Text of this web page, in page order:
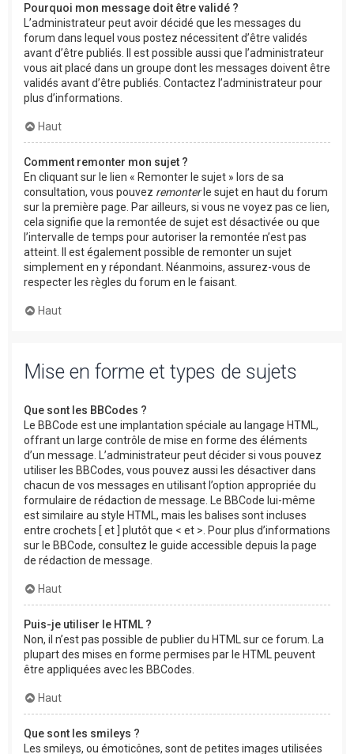
Pourquoi mon message doit être validé ?
L’administrateur peut avoir décidé que les messages du
forum dans lequel vous postez nécessitent d’être validés
avant d’être publiés. Il est possible aussi que l’administrateur
vous ait placé dans un groupe dont les messages doivent être
validés avant d’être publiés. Contactez l’administrateur pour
plus d’informations.
Haut
Comment remonter mon sujet ?
En cliquant sur le lien « Remonter le sujet » lors de sa
consultation, vous pouvez remonterle sujet en haut du forum
sur la première page. Par ailleurs, si vous ne voyez pas ce lien,
cela signifie que la remontée de sujet est désactivée ou que
l’intervalle de temps pour autoriser la remontée n’est pas
atteint. Il est également possible de remonter un sujet
simplement en y répondant. Néanmoins, assurez-vous de
respecter les règles du forum en le faisant.
Haut
Mise en forme et types de sujets
Que sont les BBCodes ?
Le BBCode est une implantation spéciale au langage HTML,
offrant un large contrôle de mise en forme des éléments
d’un message. L’administrateur peut décider si vous pouvez
utiliser les BBCodes, vous pouvez aussi les désactiver dans
chacun de vos messages en utilisant l’option appropriée du
formulaire de rédaction de message. Le BBCode lui-même
est similaire au style HTML, mais les balises sont incluses
entre crochets [ et ] plutôt que < et >. Pour plus d’informations
sur le BBCode, consultez le guide accessible depuis la page
de rédaction de message.
Haut
Puis-je utiliser le HTML ?
Non, il n’est pas possible de publier du HTML sur ce forum. La
plupart des mises en forme permises par le HTML peuvent
être appliquées avec les BBCodes.
Haut
Que sont les smileys ?
Les smileys, ou émoticônes, sont de petites images utilisées